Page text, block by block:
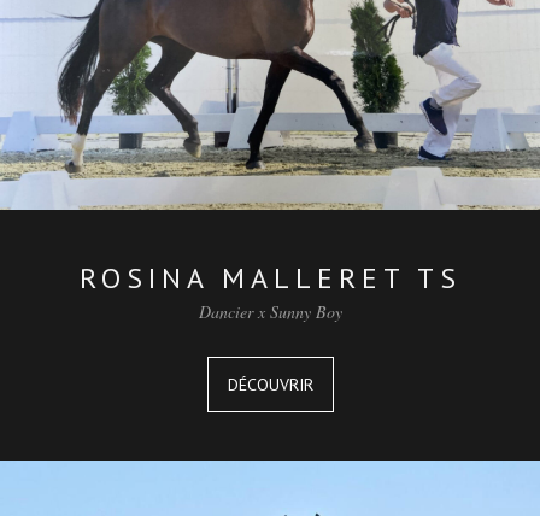
ROSINA MALLERET TS
Dancier x Sunny Boy
DÉCOUVRIR